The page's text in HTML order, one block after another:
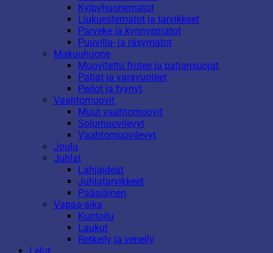
Kylpyhuonematot
Liukuestematot ja tarvikkeet
Parveke ja kynnysmatot
Puuvilla- ja räsymatot
Makuuhuone
Muovitettu frotee ja patjansuojat
Patjat ja varavuoteet
Peitot ja tyynyt
Vaahtomuovit
Muut vaahtomuovit
Solumuovilevyt
Vaahtomuovilevyt
Joulu
Juhlat
Lahjaideat
Juhlatarvikkeet
Pääsiäinen
Vapaa-aika
Kuntoilu
Laukut
Retkeily ja veneily
Lelut